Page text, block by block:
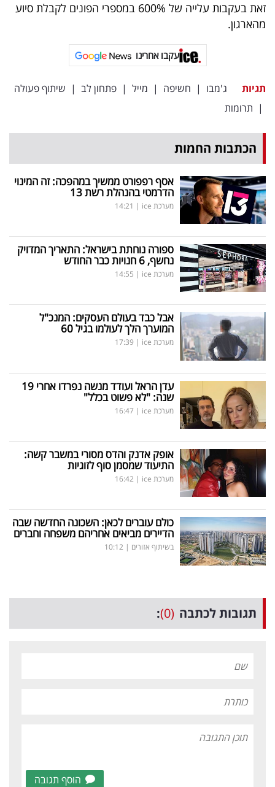
פרסמו
באייס
זאת בעקבות עלייה של 600% במספרי הפונים לקבלת סיוע
מהארגון.
עקבו אחרינו
תגיות ג'מבו | חשיפה | מייל | פתחון לב | שיתוף פעולה
| תרומות
הכתבות החמות
אסף רפפורט ממשיך במהפכה: זה המינוי
הדרמטי בהנהלת רשת 13
מערכת ice |
14:21
ספורה נוחתת בישראל: התאריך המדויק
נחשף, 6 חנויות כבר החודש
מערכת ice |
14:55
אבל כבד בעולם העסקים: המנכ"ל
המוערך הלך לעולמו בגיל 60
מערכת ice |
17:39
עדן הראל ועודד מנשה נפרדו אחרי 19
שנה: "לא פשוט בכלל"
מערכת ice |
16:47
אופק אדנק והדס מסורי במשבר קשה:
התיעוד שמסמן סוף לזוגיות
מערכת ice |
16:42
כולם עוברים לכאן: השכונה החדשה שבה
הדיירים מביאים אחריהם משפחה וחברים
בשיתוף אזורים |
10:12
תגובות לכתבה (0)
:
הוסף תגובה